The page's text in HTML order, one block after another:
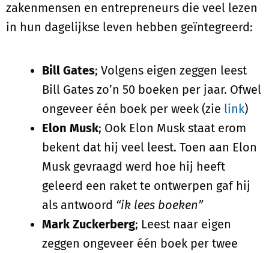
zakenmensen en entrepreneurs die veel lezen
in hun dagelijkse leven hebben geïntegreerd:
Bill Gates; Volgens eigen zeggen leest
Bill Gates zo’n 50 boeken per jaar. Ofwel
ongeveer één boek per week (zie link)
Elon Musk; Ook Elon Musk staat erom
bekent dat hij veel leest. Toen aan Elon
Musk gevraagd werd hoe hij heeft
geleerd een raket te ontwerpen gaf hij
als antwoord “ik lees boeken”
Mark Zuckerberg; Leest naar eigen
zeggen ongeveer één boek per twee